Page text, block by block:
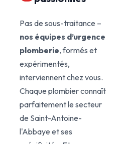
Pas de sous-traitance –
nos équipes d’urgence
plomberie, formés et
expérimentés,
interviennent chez vous.
Chaque plombier connaît
parfaitement le secteur
de Saint-Antoine-
l'Abbaye et ses